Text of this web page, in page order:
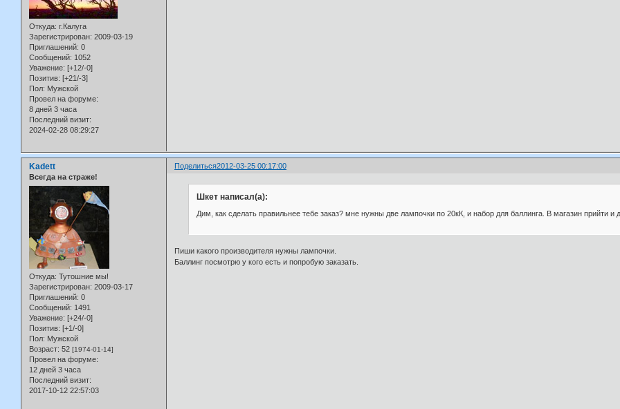
Откуда: г.Калуга
Зарегистрирован: 2009-03-19
Приглашений: 0
Сообщений: 1052
Уважение: [+12/-0]
Позитив: [+21/-3]
Пол: Мужской
Провел на форуме:
8 дней 3 часа
Последний визит:
2024-02-28 08:29:27
Поделиться2012-03-25 00:17:00
Kadett
Всегда на страже!
Откуда: Тутошние мы!
Зарегистрирован: 2009-03-17
Приглашений: 0
Сообщений: 1491
Уважение: [+24/-0]
Позитив: [+1/-0]
Пол: Мужской
Возраст: 52 [1974-01-14]
Провел на форуме:
12 дней 3 часа
Последний визит:
2017-10-12 22:57:03
Шкет написал(а):
Дим, как сделать правильнее тебе заказ? мне нужны две лампочки по 20кК, и набор для баллинга. В магазин прийти и
Пиши какого производителя нужны лампочки.
Баллинг посмотрю у кого есть и попробую заказать.